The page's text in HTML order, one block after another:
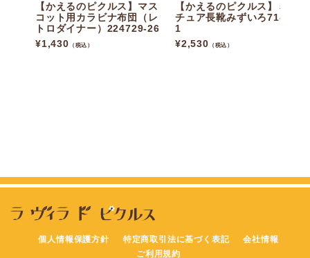
【かえるのピクルス】マス
コット用カラビナ布団（レ
トロダイナー）224729-26
¥1,430 （税込）
【かえるのピクルス】ミニ
チュア長靴みずいろ71-119
1
¥2,530 （税込）
個人情報保護方針 特定商取引法に基づく表記
会社情報
ご利用規約